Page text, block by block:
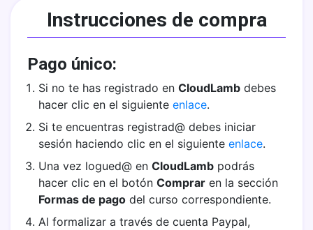
Instrucciones de compra
Pago único:
Si no te has registrado en CloudLamb debes
hacer clic en el siguiente enlace.
Si te encuentras registrad@ debes iniciar
sesión haciendo clic en el siguiente enlace.
Una vez logued@ en CloudLamb podrás
hacer clic en el botón Comprar en la sección
Formas de pago del curso correspondiente.
Al formalizar a través de cuenta Paypal,